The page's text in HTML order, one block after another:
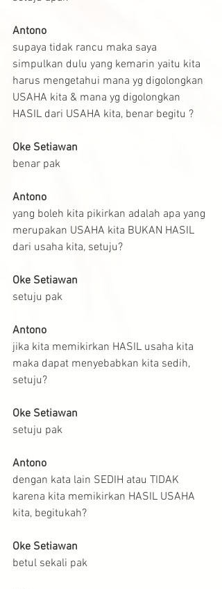
Antono
supaya tidak rancu maka saya
simpulkan dulu yang kemarin yaitu kita
harus mengetahui mana yg digolongkan
USAHA kita & mana yg digolongkan
HASIL dari USAHA kita, benar begitu ?
Oke Setiawan
benar pak
Antono
yang boleh kita pikirkan adalah apa yang
merupakan USAHA kita BUKAN HASIL
dari usaha kita, setuju?
Oke Setiawan
setuju pak
Antono
jika kita memikirkan HASIL usaha kita
maka dapat menyebabkan kita sedih,
setuju?
Oke Setiawan
setuju pak
Antono
dengan kata lain SEDIH atau TIDAK
karena kita memikirkan HASIL USAHA
kita, begitukah?
Oke Setiawan
betul sekali pak